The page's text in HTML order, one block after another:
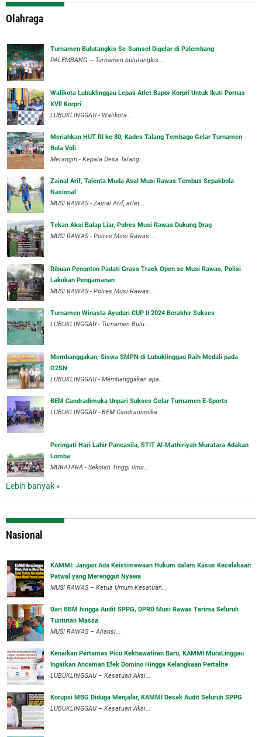
Olahraga
Turnamen Bulutangkis Se-Sumsel Digelar di Palembang
PALEMBANG — Turnamen bulutangkis...
Walikota Lubuklinggau Lepas Atlet Bapor Korpri Untuk Ikuti Pornas
XVll Korpri
LUBUKLINGGAU - Walikota...
Meriahkan HUT RI ke 80, Kades Talang Tembago Gelar Turnamen
Bola Voli
Merangin - Kepala Desa Talang...
Zainal Arif, Talenta Muda Asal Musi Rawas Tembus Sepakbola
Nasional
MUSI RAWAS - Zainal Arif, atlet...
Tekan Aksi Balap Liar, Polres Musi Rawas Dukung Drag
MUSI RAWAS - Polres Musi Rawas ...
Ribuan Penonton Padati Grass Track Open se Musi Rawas, Polisi
Lakukan Pengamanan
MUSI RAWAS - Polres Musi Rawas...
Turnamen Winasta Ayuduri CUP II 2024 Berakhir Sukses
LUBUKLINGGAU - Turnamen Bulu...
Membanggakan, Siswa SMPN di Lubuklinggau Raih Medali pada
O2SN
LUBUKLINGGAU - Membanggakan apa...
BEM Candradimuka Unpari Sukses Gelar Turnamen E-Sports
LUBUKLINGGAU - BEM Candradimuka...
Peringati Hari Lahir Pancasila, STIT Al-Mathiriyah Muratara Adakan
Lomba
MURATARA - Sekolah Tinggi ilmu...
Lebih banyak »
Nasional
‎KAMMI: Jangan Ada Keistimewaan Hukum dalam Kasus Kecelakaan
Patwal yang Merenggut Nyawa
‎MUSI RAWAS – Ketua Umum Kesatuan...
Dari BBM hingga Audit SPPG, DPRD Musi Rawas Terima Seluruh
Tuntutan Massa
MUSI RAWAS – Aliansi...
‎Kenaikan Pertamax Picu Kekhawatiran Baru, KAMMI MuraLinggau
Ingatkan Ancaman Efek Domino Hingga Kelangkaan Pertalite
‎LUBUKLINGGAU – Kesatuan Aksi...
Korupsi MBG Diduga Menjalar, KAMMI Desak Audit Seluruh SPPG
‎LUBUKLINGGAU – Kesatuan Aksi...